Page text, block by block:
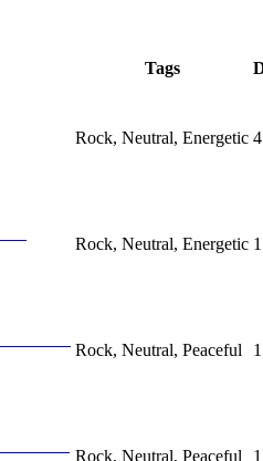
Tags
Rock, Neutral, Energetic
Rock, Neutral, Energetic
Rock, Neutral, Peaceful
Rock, Neutral, Peaceful